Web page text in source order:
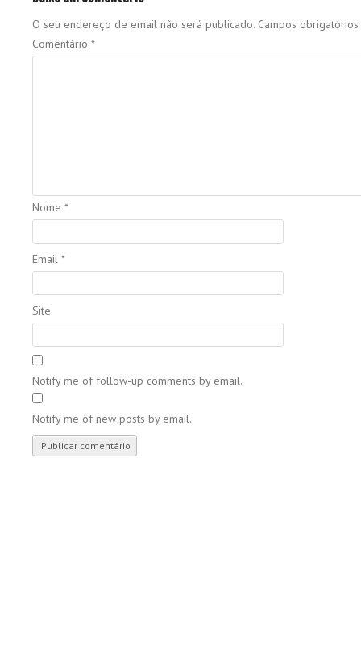
O seu endereço de email não será publicado. Campos
Comentário *
Nome *
Email *
Site
Notify me of follow-up comments by email.
Notify me of new posts by email.